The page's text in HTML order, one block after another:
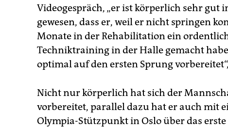
Videogespräch, „er ist körperlich sehr gut
gewesen, dass er, weil er nicht springen
Monate in der Rehabilitation ein
Techniktraining in der Halle gemacht
optimal auf den ersten Sprung
Nicht nur körperlich hat sich der
vorbereitet, parallel dazu hat er auch mit
Olympia-Stützpunkt in Oslo über das